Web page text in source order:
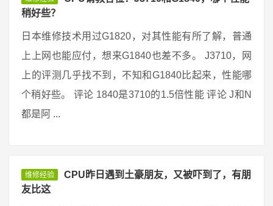
稍好些？
日本维修技术用过G1820，对其性能有所了解，普通
上上网也能应付，想来G1840也差不多。 J3710，网
上的评测几乎找不到，不知和G1840比起来，性能哪
个稍好些。 评论 1840是3710的1.5倍性能 评论 J和N
都是阿 ...
维修经验
CPU昨日遇到土豪朋友，又被吓到了，有朋
友比这